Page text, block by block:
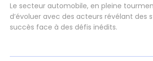
Le secteur automobile, en pleine
d’évoluer avec des acteurs révélant des
succès face à des défis inédits.